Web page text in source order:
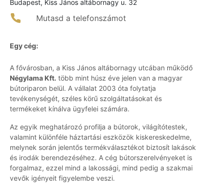
Budapest, Kiss János altábornagy u. 32
Mutasd a telefonszámot
Egy cég:
A fővárosban, a Kiss János altábornagy utcában működő
Négylama Kft. több mint húsz éve jelen van a magyar
bútoriparon belül. A vállalat 2003 óta folytatja
tevékenységét, széles körű szolgáltatásokat és
termékeket kínálva ügyfelei számára.
Az egyik meghatározó profilja a bútorok, világítótestek,
valamint különféle háztartási eszközök kiskereskedelme,
melynek során jelentős termékválasztékot biztosít lakások
és irodák berendezéséhez. A cég bútorszerelvényeket is
forgalmaz, ezzel mind a lakossági, mind pedig a szakmai
vevők igényeit figyelembe veszi.